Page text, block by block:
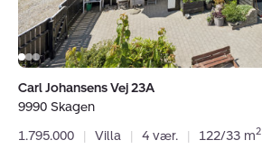
Carl Johansens Vej 23A
9990 Skagen
1.795.000
| Villa | 4 vær. | 122/33 m2